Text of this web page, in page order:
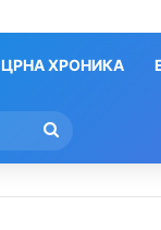
ЦРНА ХРОНИКА
за